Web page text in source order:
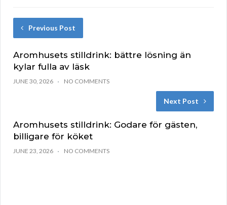
Previous Post
Aromhusets stilldrink: bättre lösning än
kylar fulla av läsk
JUNE 30, 2026 NO COMMENTS
Next Post
Aromhusets stilldrink: Godare för gästen,
billigare för köket
JUNE 23, 2026 NO COMMENTS